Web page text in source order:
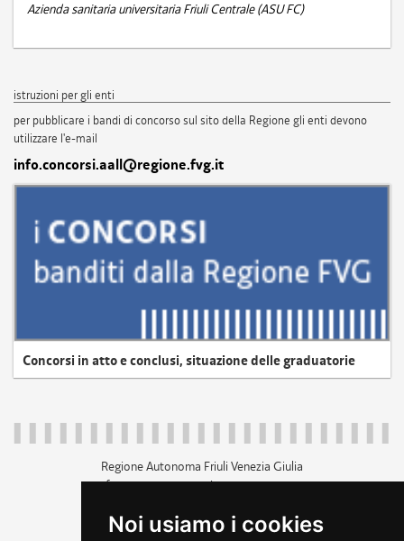
Noi usiamo i cookies
Azienda sanitaria universitaria Friuli Centrale (ASU FC)
istruzioni per gli enti
per pubblicare i bandi di concorso sul sito della Regione gli enti devono
utilizzare l'e-mail
info.concorsi.aall@regione.fvg.it
Concorsi in atto e conclusi, situazione delle graduatorie
Regione Autonoma Friuli Venezia Giulia
c.f. 80014930327; p.iva 00526040324
+39 040 3771111